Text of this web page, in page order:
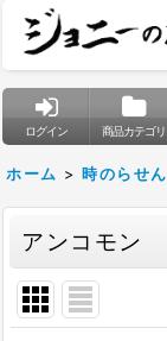
ログイン 商品カテゴリ
ホーム > 時のらせ
アンコモン